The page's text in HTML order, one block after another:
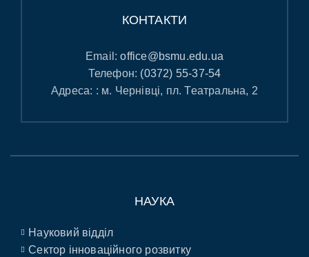
КОНТАКТИ
Email:office@bsmu.edu.ua
Телефон: (0372) 55-37-54
Адреса: : м. Чернівці, пл. Театральна, 2
НАУКА
Науковий відділ
Сектор інноваційного розвитку